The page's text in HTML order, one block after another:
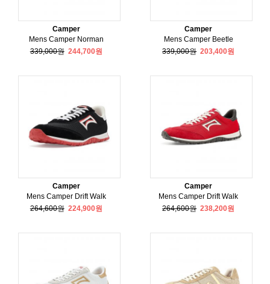
Camper
Mens Camper Norman
339,000원 244,700원
Camper
Mens Camper Beetle
339,000원 203,400원
Camper
Mens Camper Drift Walk
264,600원 224,900원
Camper
Mens Camper Drift Walk
264,600원 238,200원